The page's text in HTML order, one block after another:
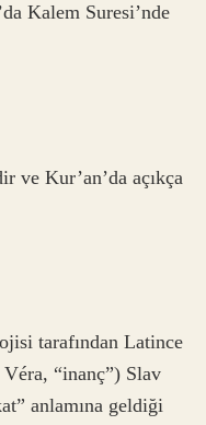
Kalem Suresi’nde
ve Kur’an’da açıkça
tarafından Latince
Véra, “inanç”) Slav
anlamına geldiği